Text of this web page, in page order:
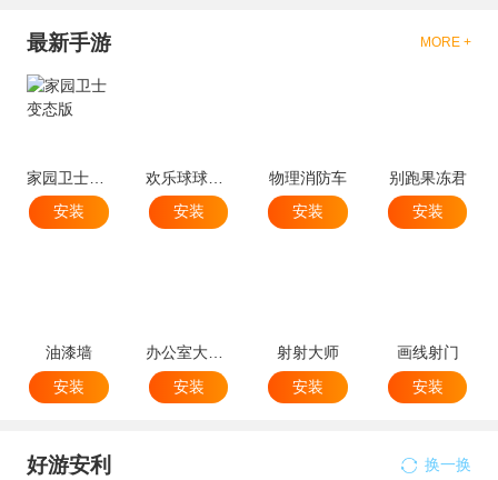
最新手游 MORE +
家园卫士变态版
安装
安装
物理消防车
安装
别跑果冻君
安装
油漆墙
安装
安装
射射大师
安装
画线射门
安装
好游安利 换一换